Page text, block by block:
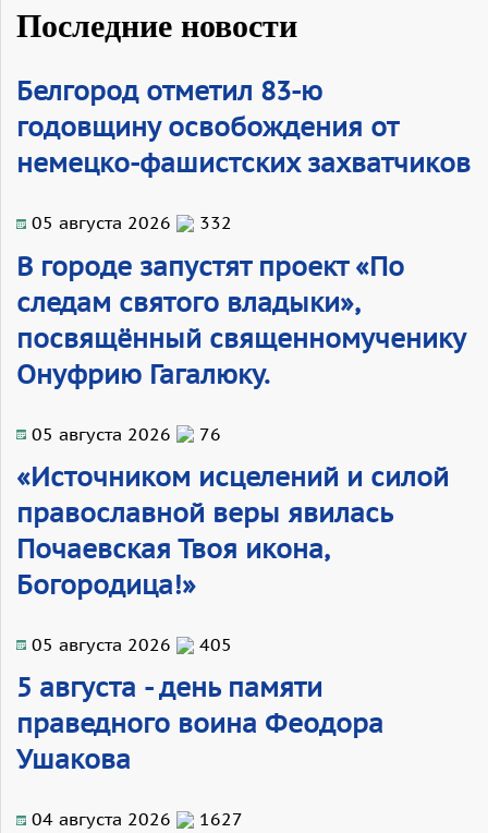
Последние новости
Белгород отметил 83-ю
годовщину освобождения от
немецко-фашистских захватчиков
05 августа 2026 332
В городе запустят проект «По
следам святого владыки»,
посвящённый священномученику
Онуфрию Гагалюку.
05 августа 2026 76
«Источником исцелений и силой
православной веры явилась
Почаевская Твоя икона,
Богородица!»
05 августа 2026 405
5 августа - день памяти
праведного воина Феодора
Ушакова
04 августа 2026 1627